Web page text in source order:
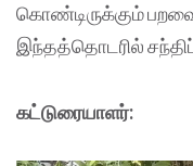
கொண்டிருக்கும்
இந்தத்தொடரில்
கட்டுரையாளர்: